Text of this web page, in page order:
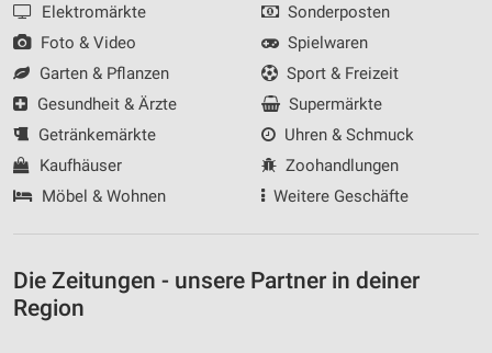
Elektromärkte
Foto & Video
Garten & Pflanzen
Gesundheit & Ärzte
Getränkemärkte
Kaufhäuser
Möbel & Wohnen
Sonderposten
Spielwaren
Sport & Freizeit
Supermärkte
Uhren & Schmuck
Zoohandlungen
Weitere Geschäfte
Die Zeitungen - unsere Partner in deiner
Region